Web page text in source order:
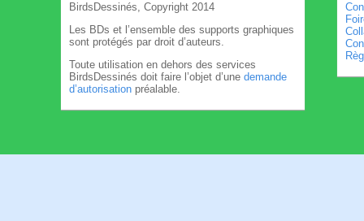
BirdsDessinés, Copyright 2014
Les BDs et l’ensemble des supports graphiques
sont protégés par droit d’auteurs.
Toute utilisation en dehors des services
BirdsDessinés doit faire l’objet d’une demande
d’autorisation préalable.